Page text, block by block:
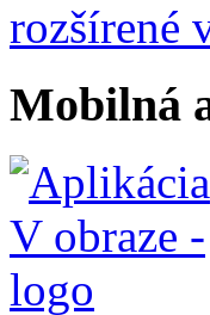
rozšírené
Mobilná